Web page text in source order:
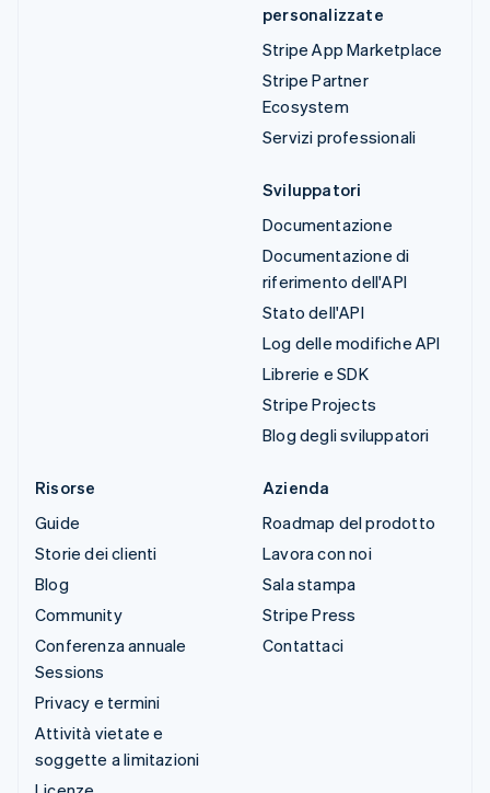
personalizzate
Stripe App Marketplace
Stripe Partner
Ecosystem
Servizi professionali
Sviluppatori
Documentazione
Documentazione di
riferimento dell'API
Stato dell'API
Log delle modifiche API
Librerie e SDK
Stripe Projects
Blog degli sviluppatori
Risorse
Guide
Storie dei clienti
Blog
Community
Conferenza annuale
Sessions
Privacy e termini
Attività vietate e
soggette a limitazioni
Azienda
Roadmap del prodotto
Lavora con noi
Sala stampa
Stripe Press
Contattaci